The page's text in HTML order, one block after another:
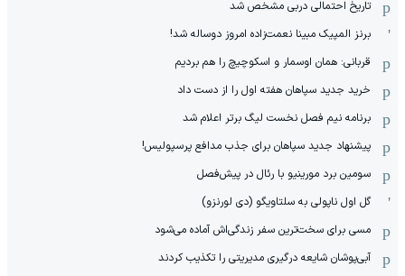
تاریخ احتمالی دربی مشخص شد
برنز المپیک مبینا نعمت‌زاده امروز دوساله شد!
قربانی: همان اوسمار و اسکوچیچ را هم بردیم
خرید جدید سپاهان هفته اول را از دست داد
برنامه نیم فصل نخست لیگ برتر اعلام شد
پیشنهاد جدید سپاهان برای جذب مدافع پرسپولیس!
سومین برد مورینیو با رئال در پیش‌فصل
گل اول ناپولی به سلتاویگو (دی لورنزو)
مسی برای سخت‌ترین سفر زندگی‌اش آماده می‌شود
آبی‌پوشان شایعه درگیری مدیریتی را تکذیب کردند